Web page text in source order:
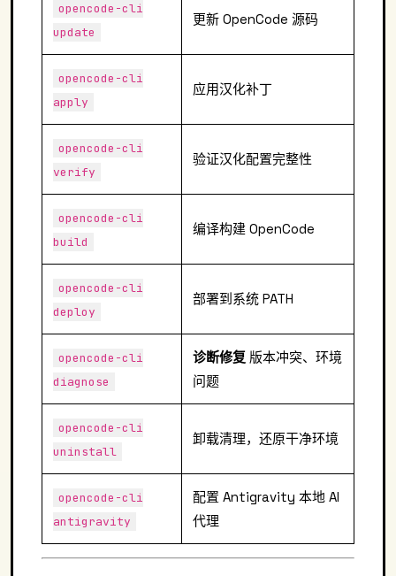
opencode-cli
update
更新 OpenCode 源码
opencode-cli
apply
应用汉化补丁
opencode-cli
verify
验证汉化配置完整性
opencode-cli
build
编译构建 OpenCode
opencode-cli
deploy
部署到系统 PATH
opencode-cli
diagnose
诊断修复 版本冲突、环境
问题
opencode-cli
uninstall
卸载清理，还原干净环境
opencode-cli
antigravity
配置 Antigravity 本地 AI
代理